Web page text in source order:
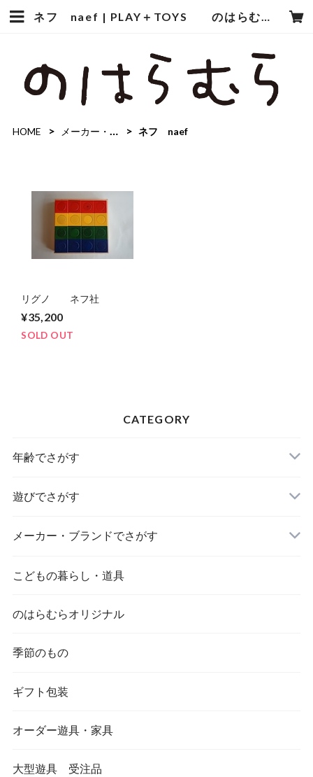
ネフ naef | PLAY＋TOYS のはらむら
HOME メーカー・ブランドでさがす ネフ naef
リグノ ネフ社
¥35,200
SOLD OUT
CATEGORY
年齢でさがす
遊びでさがす
メーカー・ブランドでさがす
こどもの暮らし・道具
のはらむらオリジナル
季節のもの
ギフト包装
オーダー遊具・家具
大型遊具 受注品